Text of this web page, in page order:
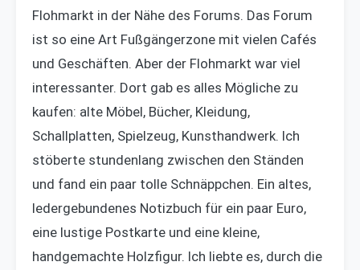
Flohmarkt in der Nähe des Forums. Das Forum
ist so eine Art Fußgängerzone mit vielen Cafés
und Geschäften. Aber der Flohmarkt war viel
interessanter. Dort gab es alles Mögliche zu
kaufen: alte Möbel, Bücher, Kleidung,
Schallplatten, Spielzeug, Kunsthandwerk. Ich
stöberte stundenlang zwischen den Ständen
und fand ein paar tolle Schnäppchen. Ein altes,
ledergebundenes Notizbuch für ein paar Euro,
eine lustige Postkarte und eine kleine,
handgemachte Holzfigur. Ich liebte es, durch die